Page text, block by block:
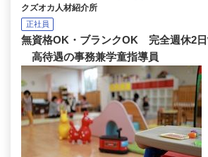
クズオカ人材紹介所
正社員
無資格OK・ブランクOK 完全週休2日
高待遇の事務兼学童指導員